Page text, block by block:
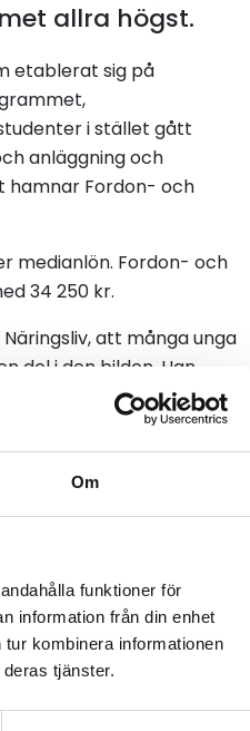
Om
funktioner för
information från din enhet
kombinera informationen
tjänster.
allra högst.
etablerat sig på
i stället gått
anläggning och
hamnar Fordon- och
medianlön. Fordon- och
34 250 kr.
att många unga
del i den bilden. Han
i utbildningens
Han konstaterar
ska styra hur
stor förändring och
branschen.